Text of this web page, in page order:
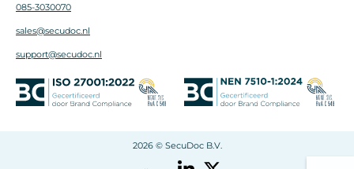
085-3030070
sales@secudoc.nl
support@secudoc.nl
2026 © SecuDoc B.V.